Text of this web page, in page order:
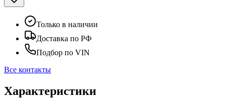
Только в наличии
Доставка по РФ
Подбор по VIN
Все контакты
Характеристики